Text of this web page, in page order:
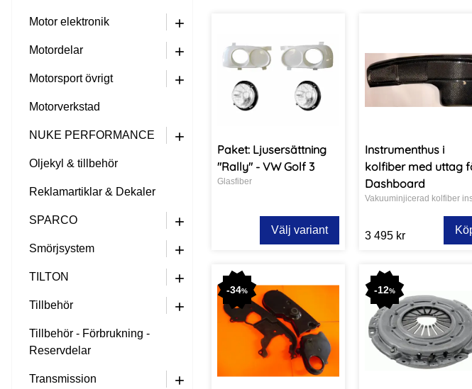
Paket: Ljusersättning
"Rally" - VW Golf 3
Glasfiber
Välj variant
Instrumenthus i
kolfiber med uttag
Dashboard
3 495 kr
-34% -12%
Motor elektronik +
Motordelar +
Motorsport övrigt +
Motorverkstad
NUKE PERFORMANCE +
Oljekyl & tillbehör
Reklamartiklar & Dekaler
SPARCO +
Smörjsystem +
TILTON +
Tillbehör +
Tillbehör - Förbrukning -
Reservdelar
Transmission +